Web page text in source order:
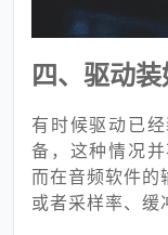
四、驱动
有时候驱动已
备，这种情况
而在音频软件的
或者采样率、缓